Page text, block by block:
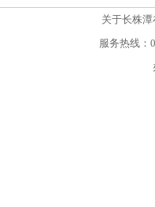
关于长株潭
服务热线：